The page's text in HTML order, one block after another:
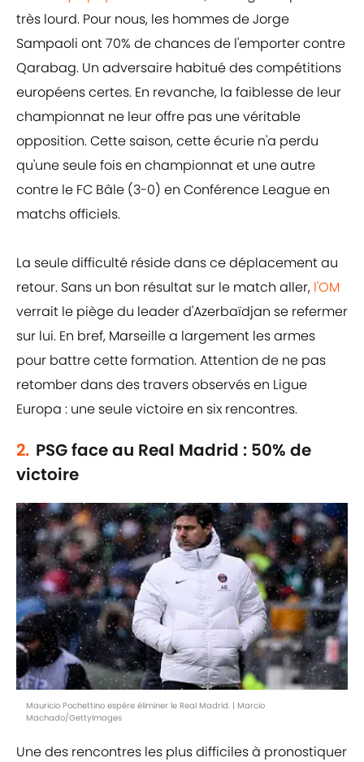
très lourd. Pour nous, les hommes de Jorge
Sampaoli ont 70% de chances de l'emporter contre
Qarabag. Un adversaire habitué des compétitions
européens certes. En revanche, la faiblesse de leur
championnat ne leur offre pas une véritable
opposition. Cette saison, cette écurie n'a perdu
qu'une seule fois en championnat et une autre
contre le FC Bâle (3-0) en Conférence League en
matchs officiels.
La seule difficulté réside dans ce déplacement au
retour. Sans un bon résultat sur le match aller, l'OM
verrait le piège du leader d'Azerbaïdjan se refermer
sur lui. En bref, Marseille a largement les armes
pour battre cette formation. Attention de ne pas
retomber dans des travers observés en Ligue
Europa : une seule victoire en six rencontres.
2. PSG face au Real Madrid : 50% de
victoire
Mauricio Pochettino espère éliminer le Real Madrid. | Marcio
Machado/GettyImages
Une des rencontres les plus difficiles à pronostiquer